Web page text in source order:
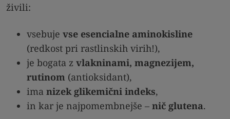
živili:
vsebuje vse esencialne aminokisline
(redkost pri rastlinskih virih!),
je bogata z vlakninami, magnezijem,
rutinom (antioksidant),
ima nizek glikemični indeks,
in kar je najpomembnejše – nič glutena.